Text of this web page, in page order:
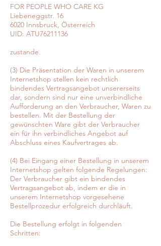
FOR PEOPLE WHO CARE KG
Liebeneggstr. 16
6020 Innsbruck, Österreich
UID: ATU76211136
zustande.
(3) Die Präsentation der Waren in unserem
Internetshop stellen kein rechtlich
bindendes Vertragsangebot unsererseits
dar, sondern sind nur eine unverbindliche
Aufforderung an den Verbraucher, Waren zu
bestellen. Mit der Bestellung der
gewünschten Ware gibt der Verbraucher
ein für ihn verbindliches Angebot auf
Abschluss eines Kaufvertrages ab.
(4) Bei Eingang einer Bestellung in unserem
Internetshop gelten folgende Regelungen:
Der Verbraucher gibt ein bindendes
Vertragsangebot ab, indem er die in
unserem Internetshop vorgesehene
Bestellprozedur erfolgreich durchläuft.
Die Bestellung erfolgt in folgenden
Schritten: